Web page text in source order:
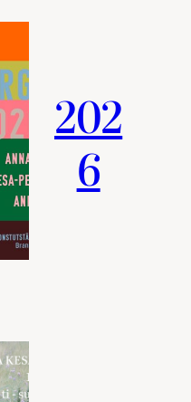
202
6